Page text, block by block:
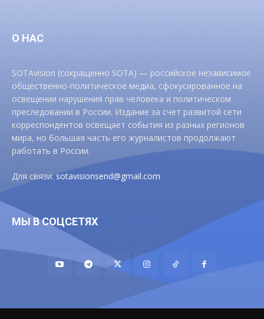
О НАС
SOTAvision (сокращенно SOTA) — российское независимое
общественно-политическое медиа, сфокусированное на
освещении нарушения прав человека и политическом
преследовании в России. Издание за счет развитой сети
корреспондентов освещает события из разных регионов
мира, но большая часть его журналистов продолжают
работать в России.
Для связи:sotavisionsend@gmail.com
МЫ В СОЦСЕТЯХ